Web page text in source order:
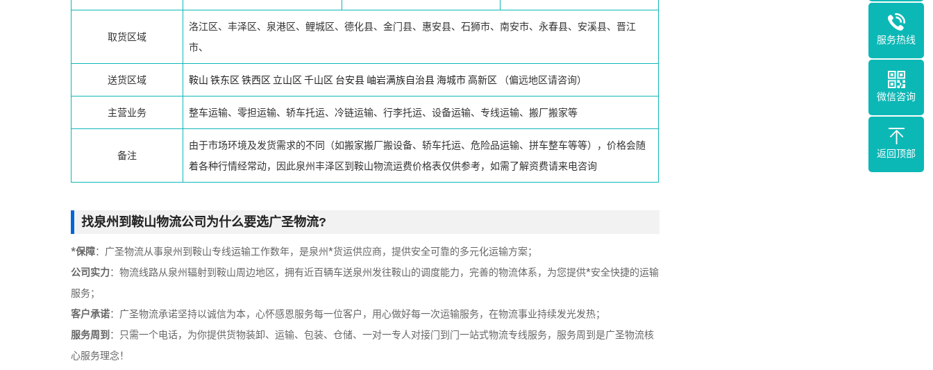
取货区域
洛江区、丰泽区、泉港区、鲤城区、德化县、金门县、惠安县、石狮市、南安市、永春县、安溪县、晋江
市、
送货区域 鞍山 铁东区 铁西区 立山区 千山区 台安县 岫岩满族自治县海城市高新区 （偏远地区请咨询）
主营业务 整车运输、零担运输、轿车托运、冷链运输、行李托运、设备运输、专线运输、搬厂搬家等
备注
由于市场环境及发货需求的不同（如搬家搬厂搬设备、轿车托运、危险品运输、拼车整车等等），价格会随
着各种行情经常动，因此泉州丰泽区到鞍山物流运费价格表仅供参考，如需了解资费请来电咨询
找泉州到鞍山物流公司为什么要选广圣物流?
*保障：广圣物流从事泉州到鞍山专线运输工作数年，是泉州*货运供应商，提供安全可靠的多元化运输方案；
公司实力：物流线路从泉州辐射到鞍山周边地区，拥有近百辆车送泉州发往鞍山的调度能力，完善的物流体系，为您提供*安全快捷的运输
服务；
客户承诺：广圣物流承诺坚持以诚信为本，心怀感恩服务每一位客户，用心做好每一次运输服务，在物流事业持续发光发热；
服务周到 ：只需一个电话，为你提供货物装卸、运输、包装、仓储、一对一专人对接门到门一站式物流专线服务，服务周到是广圣物流核
心服务理念！
服务热线
微信咨询
返回顶部